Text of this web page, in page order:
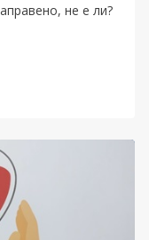
не е ли?